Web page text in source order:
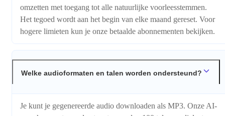
omzetten met toegang tot alle natuurlijke voorleesstemmen.
Het tegoed wordt aan het begin van elke maand gereset. Voor
hogere limieten kun je onze betaalde abonnementen bekijken.
Welke audioformaten en talen worden ondersteund?
Je kunt je gegenereerde audio downloaden als MP3. Onze AI-